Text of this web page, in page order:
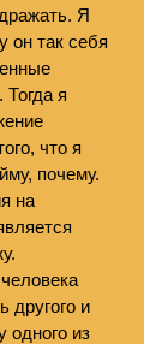
Я
он так себя
я
что я
почему.
на
другого и
одного из